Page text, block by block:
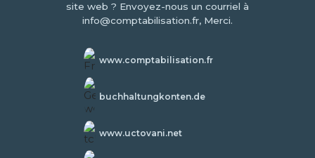
site web ? Envoyez-nous un courriel à
info@comptabilisation.fr, Merci.
www.comptabilisation.fr
buchhaltungkonten.de
www.uctovani.net